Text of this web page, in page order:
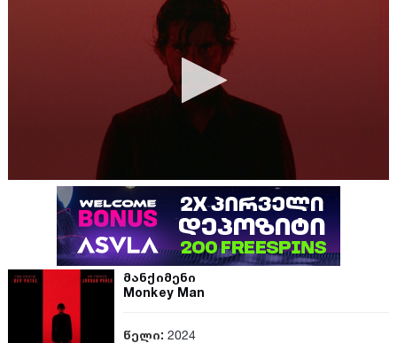
მანქიმენი
Monkey Man
წელი: 2024